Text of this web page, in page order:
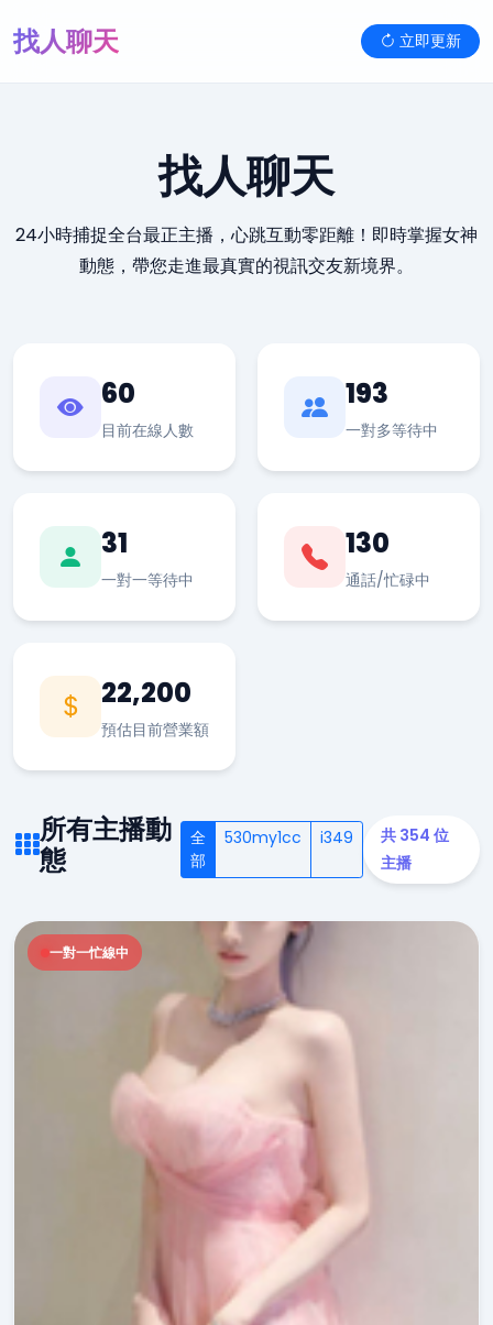
找人聊天 立即更新
找人聊天
24小時捕捉全台最正主播，心跳互動零距離！即時掌握女神
動態，帶您走進最真實的視訊交友新境界。
60
目前在線人數
193
一對多等待中
31
一對一等待中
130
通話/忙碌中
22,200
預估目前營業額
所有主播動
態
全
部
530my1cc i349
共 354 位
主播
一對一忙線中